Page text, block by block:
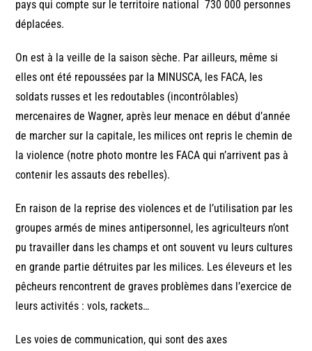
pays qui compte sur le territoire national 730 000 personnes
déplacées.
On est à la veille de la saison sèche. Par ailleurs, même si
elles ont été repoussées par la MINUSCA, les FACA, les
soldats russes et les redoutables (incontrôlables)
mercenaires de Wagner, après leur menace en début d’année
de marcher sur la capitale, les milices ont repris le chemin de
la violence (notre photo montre les FACA qui n’arrivent pas à
contenir les assauts des rebelles).
En raison de la reprise des violences et de l’utilisation par les
groupes armés de mines antipersonnel, les agriculteurs n’ont
pu travailler dans les champs et ont souvent vu leurs cultures
en grande partie détruites par les milices. Les éleveurs et les
pêcheurs rencontrent de graves problèmes dans l’exercice de
leurs activités : vols, rackets…
Les voies de communication, qui sont des axes